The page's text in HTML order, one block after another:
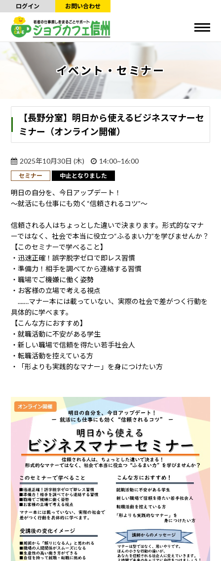
ログイン お問い合わせ
イベント・セミナー
【長野分室】明日から使えるビジネスマナーセ
ミナー（オンライン開催）
2025年10月30日 (木) 14:00~16:00
セミナー 中止となりました
明日の自分を、今日アップデート！
〜就活にも仕事にも効く“信頼されるコツ”〜
信頼される人はちょっとした違いで決まります。形式的なマナ
ーではなく、社会で本当に役立つ“ふるまい力”を学びませんか？
【このセミナーで学べること】
・迅速正確！誤字脱字ゼロで即レス習慣
・準備力！相手を調べてから連絡する習慣
・職場でご機嫌に働く姿勢
・お客様の立場で考える視点
....…マナー本には載っていない、実際の社会で差がつく行動を
具体的に学べます。
【こんな方におすすめ】
・就職活動に不安がある学生
・新しい職場で信頼を得たい若手社会人
・転職活動を控えている方
・「形よりも実践的なマナー」を身につけたい方